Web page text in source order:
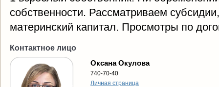
собственности. Рассматриваем
материнский капитал. Просмотры по
Контактное лицо
Оксана Окулова
740-70-40
Личная страница